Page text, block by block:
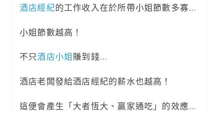
酒店經紀的工作收入在於所帶小姐節數多寡…
小姐節數越高！
不只酒店小姐賺到錢…
酒店老闆發給酒店經紀的薪水也越高！
這便會產生「大者恆大、贏家通吃」的效應…